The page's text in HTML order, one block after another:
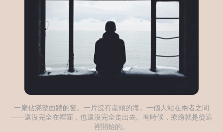
一扇佔滿整面牆的窗。一片沒有盡頭的海。一個人站在兩者之間
——還沒完全在裡面，也還沒完全走出去。有時候，療癒就是從這
裡開始的。